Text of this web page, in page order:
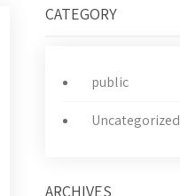
CATEGORY
public
Uncategorized
ARCHIVES